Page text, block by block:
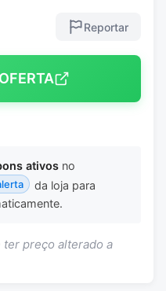
Reportar
ativos no
da loja para
preço alterado a